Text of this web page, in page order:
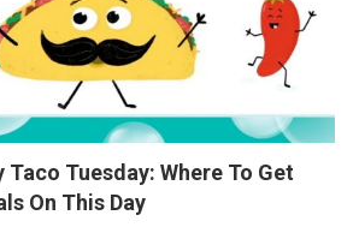
Taco Tuesday: Where To Get
On This Day